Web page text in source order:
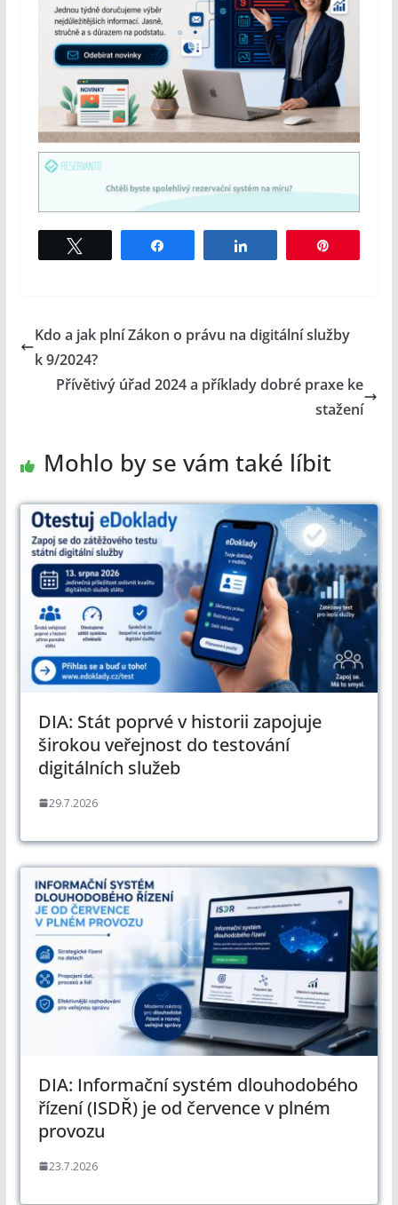
Kdo a jak plní Zákon o právu na digitální služby
k 9/2024?
Přívětivý úřad 2024 a příklady dobré praxe ke
stažení
Mohlo by se vám také líbit
DIA: Stát poprvé v historii zapojuje
širokou veřejnost do testování
digitálních služeb
29.7.2026
DIA: Informační systém dlouhodobého
řízení (ISDŘ) je od července v plném
provozu
23.7.2026